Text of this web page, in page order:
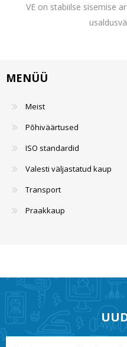
VE on stabiilse sisemise
MENÜÜ
Meist
Põhiväärtused
ISO standardid
Valesti väljastatud kaup
Transport
Praakkaup